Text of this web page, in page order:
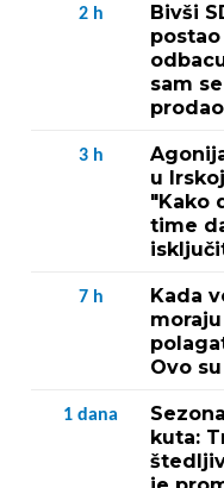
2 h
Bivši
sam
3 h
u
"Kako
time
7 h
Kada
Ovo
1 dana
kuta: